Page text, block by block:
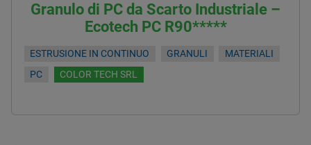
Granulo di PC da Scarto Industriale –
Ecotech PC R90*****
ESTRUSIONE IN CONTINUO GRANULI
MATERIALI
PC
COLOR TECH SRL